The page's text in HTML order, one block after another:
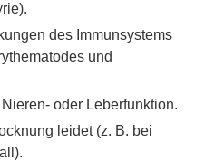
des Immunsystems
und
oder Leberfunktion.
leidet (z. B. bei